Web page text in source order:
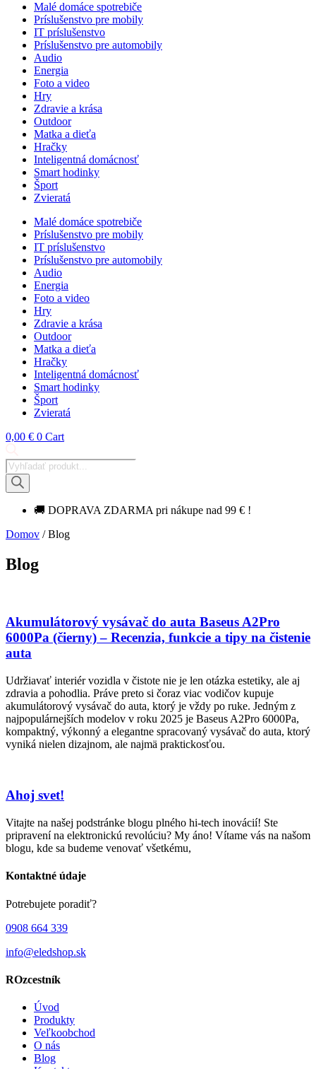
Malé domáce spotrebiče
Príslušenstvo pre mobily
IT príslušenstvo
Príslušenstvo pre automobily
Audio
Energia
Foto a video
Hry
Zdravie a krása
Outdoor
Matka a dieťa
Hračky
Inteligentná domácnosť
Smart hodinky
Šport
Zvieratá
Malé domáce spotrebiče
Príslušenstvo pre mobily
IT príslušenstvo
Príslušenstvo pre automobily
Audio
Energia
Foto a video
Hry
Zdravie a krása
Outdoor
Matka a dieťa
Hračky
Inteligentná domácnosť
Smart hodinky
Šport
Zvieratá
0,00 € 0 Cart
Products
search
🚚 DOPRAVA ZDARMA pri nákupe nad 99 € !
Domov / Blog
Blog
Akumulátorový vysávač do auta Baseus A2Pro
6000Pa (čierny) – Recenzia, funkcie a tipy na čistenie
auta
Udržiavať interiér vozidla v čistote nie je len otázka estetiky, ale aj
zdravia a pohodlia. Práve preto si čoraz viac vodičov kupuje
akumulátorový vysávač do auta, ktorý je vždy po ruke. Jedným z
najpopulárnejších modelov v roku 2025 je Baseus A2Pro 6000Pa,
kompaktný, výkonný a elegantne spracovaný vysávač do auta, ktorý
vyniká nielen dizajnom, ale najmä praktickosťou.
Ahoj svet!
Vitajte na našej podstránke blogu plného hi-tech inovácií! Ste
pripravení na elektronickú revolúciu? My áno! Vítame vás na našom
blogu, kde sa budeme venovať všetkému,
Kontaktné údaje
Potrebujete poradiť?
0908 664 339
info@eledshop.sk
ROzcestník
Úvod
Produkty
Veľkoobchod
O nás
Blog